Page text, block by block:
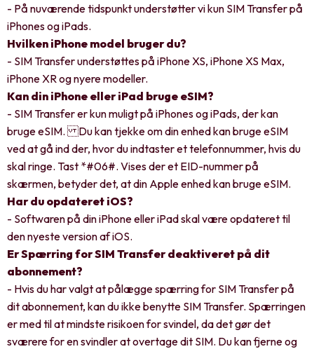
- På nuværende tidspunkt understøtter vi kun SIM Transfer på
iPhones og iPads.
Hvilken iPhone model bruger du?
- SIM Transfer understøttes på iPhone XS, iPhone XS Max,
iPhone XR og nyere modeller.
Kan din iPhone eller iPad bruge eSIM?
- SIM Transfer er kun muligt på iPhones og iPads, der kan
bruge eSIM. Du kan tjekke om din enhed kan bruge eSIM
ved at gå ind der, hvor du indtaster et telefonnummer, hvis du
skal ringe. Tast *#06#​. Vises der et EID-nummer på
skærmen, betyder det, at din Apple enhed kan bruge eSIM.
Har du opdateret iOS?
- Softwaren på din iPhone eller iPad skal være opdateret til
den nyeste version af iOS.
Er Spærring for SIM Transfer deaktiveret på dit
abonnement?
- Hvis du har valgt at pålægge spærring for SIM Transfer på
dit abonnement, kan du ikke benytte SIM Transfer. Spærringen
er med til at mindste risikoen for svindel, da det gør det
sværere for en svindler at overtage dit SIM. Du kan fjerne og